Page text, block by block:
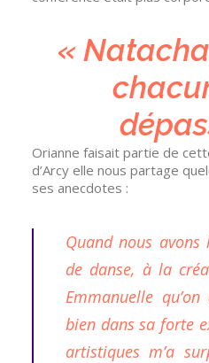
«
Orianne faisait partie de
d’Arcy elle nous partage
ses anecdotes :
Quand nous
de danse, à la
Emmanuelle
bien dans sa forte
artistiques m’a